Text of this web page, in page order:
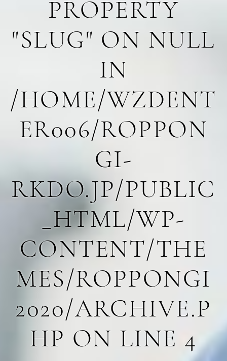
PROPERTY
"SLUG" ON NULL
IN
/HOME/WZDENT
ER006/ROPPON
GI-
RKDO.JP/PUBLIC
_HTML/WP-
CONTENT/THE
MES/ROPPONGI
2020/ARCHIVE.P
HP ON LINE 4